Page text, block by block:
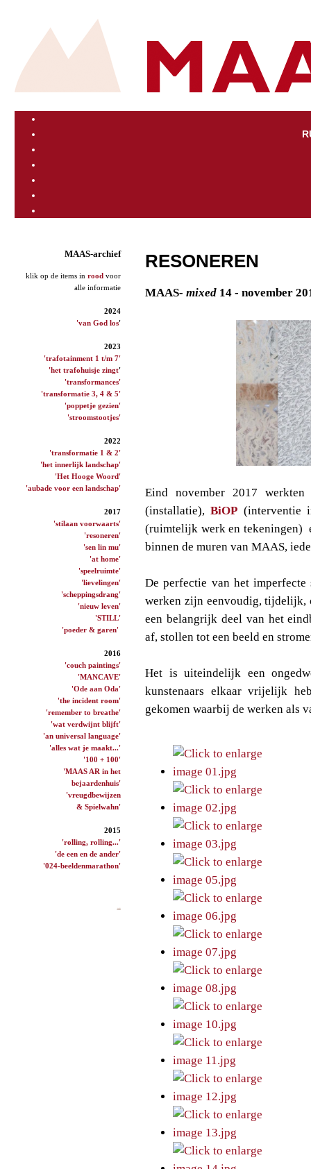
MAAS-archief
klik op de items in rood voor
alle informatie
2024
'van God los'
2023
'trafotainment 1 t/m 7'
'het trafohuisje zingt'
'transformances'
'transformatie 3, 4 & 5'
'poppetje gezien'
'stroomstootjes'
2022
'transformatie 1 & 2'
'het innerlijk landschap'
'Het Hooge Woord'
'aubade voor een landschap'
2017
'stilaan voorwaarts'
'resoneren'
'sen lin mu'
'at home'
'speelruimte'
'lievelingen'
'scheppingsdrang'
'nieuw leven'
'STILL'
'poeder & garen'
2016
'couch paintings'
'MANCAVE'
'Ode aan Oda'
'the incident room'
'remember to breathe'
'wat verdwijnt blijft'
'an universal language'
'alles wat je maakt...'
'100 + 100'
'MAAS AR in het
bejaardenhuis'
'vreugdbewijzen
& Spielwahn'
2015
'rolling, rolling...'
'de een en de ander'
'024-beeldenmarathon'
RESONEREN
MAAS- mixed 14 - november
Eind november 2017
(installatie),BiOP (interventie
(ruimtelijk werk en tekeningen)
binnen de muren van MAAS,
De perfectie van het
werken zijn eenvoudig, tijdelijk,
een belangrijk deel van het
af, stollen tot een beeld en
Het is uiteindelijk een
kunstenaars elkaar vrijelijk
gekomen waarbij de werken als